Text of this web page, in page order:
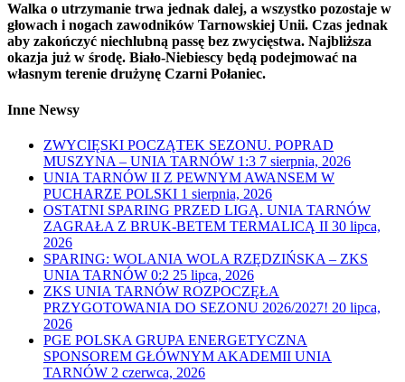
Walka o utrzymanie trwa jednak dalej, a wszystko pozostaje w
głowach i nogach zawodników Tarnowskiej Unii. Czas jednak
aby zakończyć niechlubną passę bez zwycięstwa. Najbliższa
okazja już w środę. Biało-Niebiescy będą podejmować na
własnym terenie drużynę Czarni Połaniec.
Inne Newsy
ZWYCIĘSKI POCZĄTEK SEZONU. POPRAD
MUSZYNA – UNIA TARNÓW 1:3 7 sierpnia, 2026
UNIA TARNÓW II Z PEWNYM AWANSEM W
PUCHARZE POLSKI 1 sierpnia, 2026
OSTATNI SPARING PRZED LIGĄ. UNIA TARNÓW
ZAGRAŁA Z BRUK-BETEM TERMALICĄ II 30 lipca,
2026
SPARING: WOLANIA WOLA RZĘDZIŃSKA – ZKS
UNIA TARNÓW 0:2 25 lipca, 2026
ZKS UNIA TARNÓW ROZPOCZĘŁA
PRZYGOTOWANIA DO SEZONU 2026/2027! 20 lipca,
2026
PGE POLSKA GRUPA ENERGETYCZNA
SPONSOREM GŁÓWNYM AKADEMII UNIA
TARNÓW 2 czerwca, 2026